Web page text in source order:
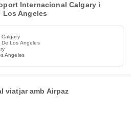
Internacional Calgary i
Los Angeles
Calgary
Los Angeles
Angeles
viatjar amb Airpaz